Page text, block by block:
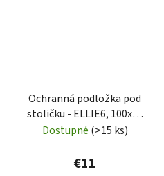
Ochranná podložka pod
stoličku - ELLIE6, 100x70
cm, 0,8 mm
Dostupné (>15 ks)
€11